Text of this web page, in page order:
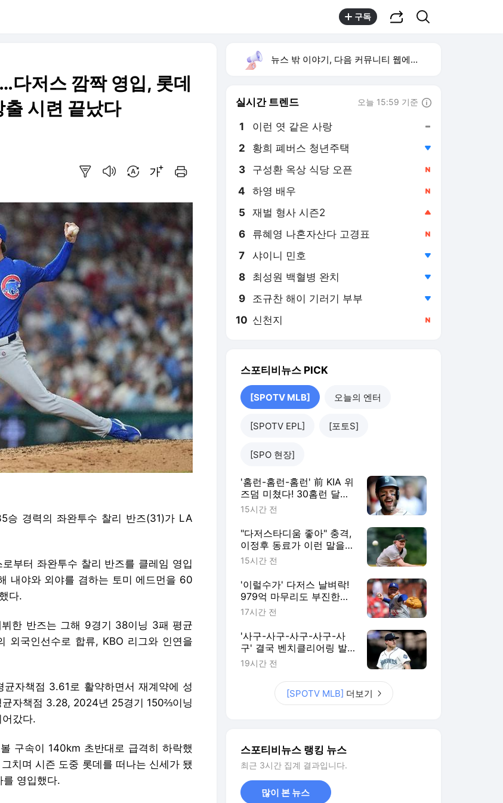
구독
다저스 깜짝 영입, 롯데
시련 끝났다
승 경력의 좌완투수 찰리 반즈(31)가 LA
부터 좌완투수 찰리 반즈를 클레임 영입
내야와 외야를 겸하는 토미 에드먼을 60
다.
한 반즈는 그해 9경기 38이닝 3패 평균
외국인선수로 합류, KBO 리그와 인연을
자책점 3.61로 활약하면서 재계약에 성
자책점 3.28, 2024년 25경기 150⅔이닝
갔다.
구속이 140km 초반대로 급격히 하락했
치며 시즌 도중 롯데를 떠나는 신세가 됐
를 영입했다.
뉴스 밖 이야기, 다음 커뮤니티 웹에서 보기
실시간 트렌드 오늘 15:59 기준
1 이런 엿 같은 사랑
2 황희 폐버스 청년주택
3 구성환 옥상 식당 오픈
4 하영 배우
5 재벌 형사 시즌2
6 류혜영 나혼자산다 고경표
7 샤이니 민호
8 최성원 백혈병 완치
9 조규찬 해이 기러기 부부
10 신천지
스포티비뉴스 PICK
[SPOTV MLB] 오늘의 엔터
[SPOTV EPL] [포토S]
[SPO 현장]
'홈런-홈런-홈런' 前 KIA 위
즈덤 미쳤다! 30홈런 달
성…'이래도 콜업 안해?'
15시간 전
"다저스타디움 좋아" 충격,
이정후 동료가 이런 말을…
에이스가 최대 라이벌로 이
15시간 전
'이럴수가' 다저스 날벼락!
979억 마무리도 부진한데,
14홀드 필승조 수술 위기
17시간 전
'사구-사구-사구-사구-사
구' 결국 벤치클리어링 발
발! 155km 빈볼 던진 투수,
19시간 전
[SPOTV MLB] 더보기
스포티비뉴스 랭킹 뉴스
최근 3시간 집계 결과입니다.
많이 본 뉴스